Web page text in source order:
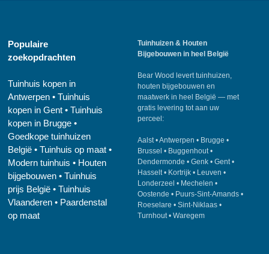
Populaire
zoekopdrachten
Tuinhuis kopen in
Antwerpen• Tuinhuis
kopen in Gent• Tuinhuis
kopen in Brugge•
Goedkope tuinhuizen
België• Tuinhuis op maat•
Modern tuinhuis • Houten
bijgebouwen• Tuinhuis
prijs België• Tuinhuis
Vlaanderen• Paardenstal
op maat
Tuinhuizen & Houten
Bijgebouwen in heel België
Bear Wood levert tuinhuizen,
houten bijgebouwen en
maatwerk in heel België — met
gratis levering tot aan uw
perceel:
Aalst •Antwerpen • Brugge •
Brussel • Buggenhout •
Dendermonde •Genk •Gent •
Hasselt • Kortrijk • Leuven •
Londerzeel • Mechelen •
Oostende • Puurs-Sint-Amands •
Roeselare •Sint-Niklaas •
Turnhout •Waregem